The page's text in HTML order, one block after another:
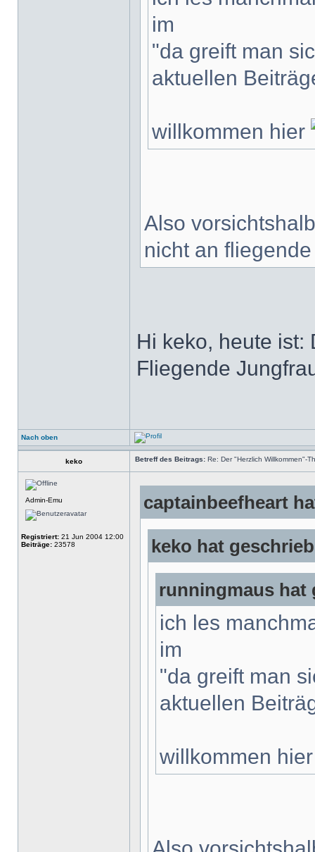
im
"da greift man
aktuellen
willkommen hier
Also
nicht an
Hi keko, heute ist:
Fliegende
Nach oben
keko Betreff des Beitrags: Re: Der "Herzlich Willkommen"-
Admin-Emu
Registriert: 21 Jun 2004 12:00
Beiträge: 23578
captainbeefheart
keko hat
runningmaus hat
ich les
im
"da greift man
aktuellen
willkommen